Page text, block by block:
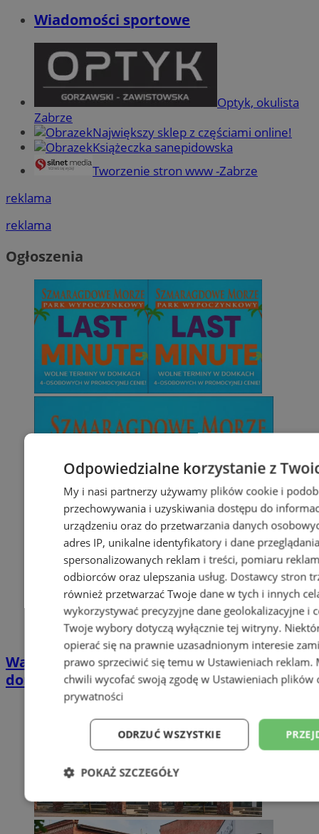
Wiadomości sportowe
Optyk, okulista
Zabrze
Największy sklep z częściami online!
Książeczka sanepidowska
Tworzenie stron www -Zabrze
reklama
reklama
Ogłoszenia
Wakacyjny wypoczynek nad Bałtykiem w
domkach Szmaragdowe Morze
Odpowiedzialne korzystanie z
My i nasi partnerzy używamy plików cookie i
przechowywania i uzyskiwania dostępu do
urządzeniu oraz do przetwarzania danych
adres IP, unikalne identyfikatory i dane
spersonalizowanych reklam i treści, pomiaru
odbiorców oraz ulepszania usług. Dostawcy stron
również przetwarzać Twoje dane w tych i innych
wykorzystywać precyzyjne dane geolokalizacyjne i
Twoje wybory dotyczą wyłącznie tej witryny.
opierać się na prawnie uzasadnionym interesie
prawo sprzeciwić się temu w Ustawieniach reklam.
chwili wycofać swoją zgodę w Ustawieniach plików
prywatności
ODRZUĆ WSZYSTKIE
POKAŻ SZCZEGÓŁY
Niezbędne Wydajność